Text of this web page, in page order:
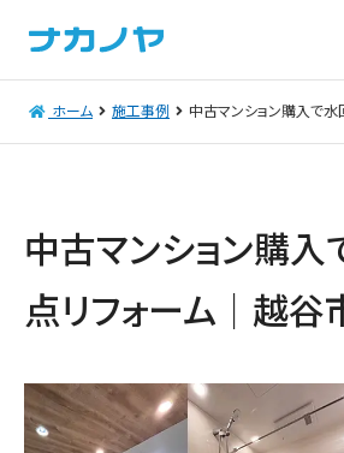
ホーム 施工事例 中古マンション購入で
中古マンション購入
点リフォーム｜越谷